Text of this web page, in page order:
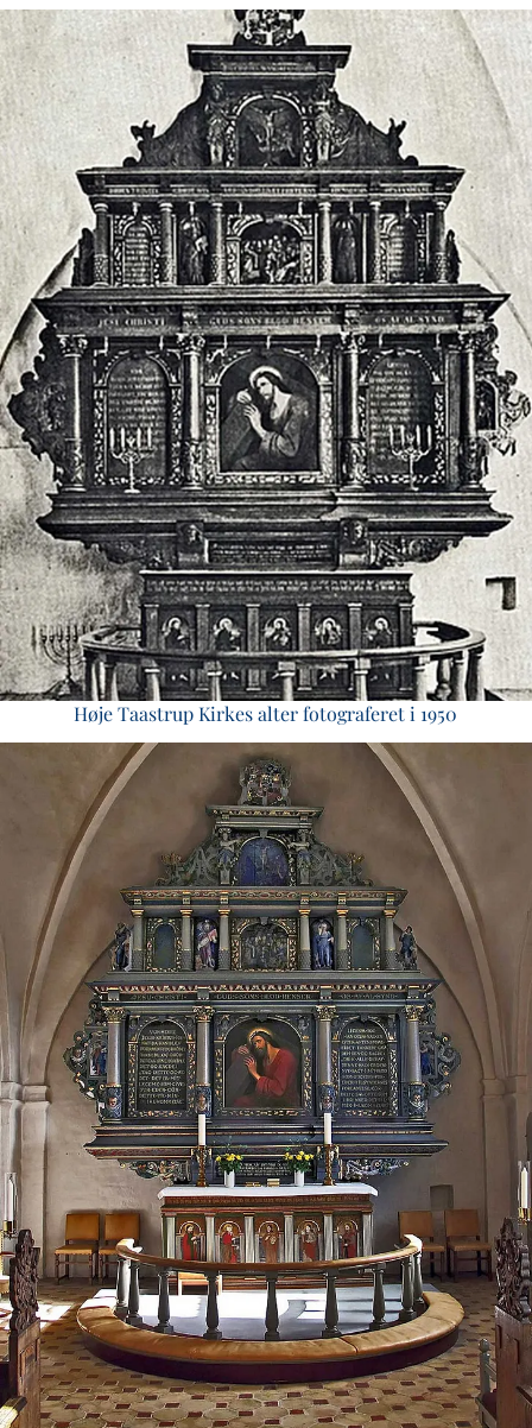
Høje Taastrup Kirkes alter fotograferet i 1950